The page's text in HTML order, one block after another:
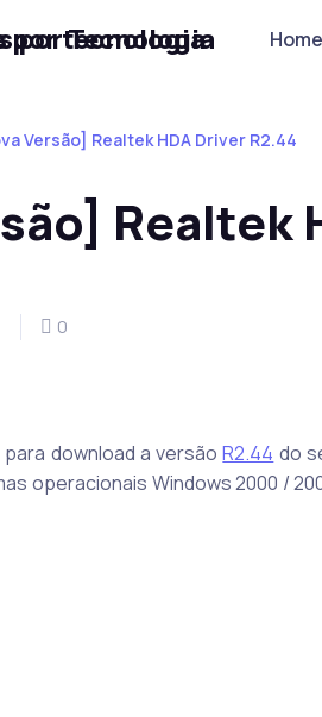
por Tecnologia Home
Versão] Realtek HDA Driver R2.44
Realtek
0
para download a versãoR2.44 do
operacionais Windows 2000 /